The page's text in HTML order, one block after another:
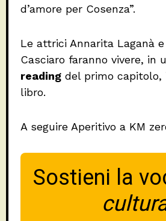
d’amore per Cosenza”.
Le attrici Annarita Laganà
Casciaro faranno vivere, in
reading del primo capitolo,
libro.
A seguire Aperitivo a KM
Sostieni la